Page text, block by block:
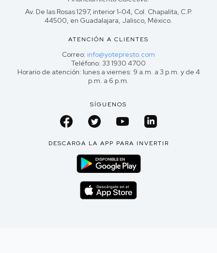
Av. De las Rosas 1297, interior 1-04, Col. Chapalita, C.P.
44500, en Guadalajara, Jalisco, México.
ATENCIÓN A CLIENTES
Correo: info@yotepresto.com
Teléfono: 33 1930 4700
Horario de atención: lunes a viernes: 9 a.m. a 3 p.m. y de 4
p.m. a 6 p.m.
SÍGUENOS
DESCARGA LA APP PARA INVERTIR